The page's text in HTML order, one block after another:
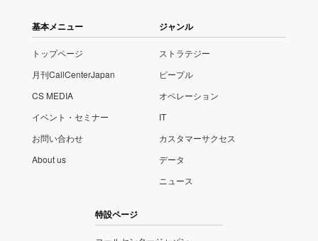
基本メニュー
トップページ
月刊CallCenterJapan
CS MEDIA
イベント・セミナー
お問い合わせ
About us
ジャンル
ストラテジー
ピープル
オペレーション
IT
カスタマーサクセス
データ
ニュース
特設ページ